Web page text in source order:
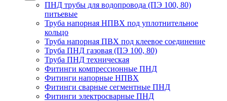
ПНД трубы для водопровода (ПЭ 100, 80)
питьевые
Труба напорная НПВХ под уплотнительное
кольцо
Труба напорная ПВХ под клеевое соединение
Труба ПНД газовая (ПЭ 100, 80)
Труба ПНД техническая
Фитинги компрессионные ПНД
Фитинги напорные НПВХ
Фитинги сварные сегментные ПНД
Фитинги электросварные ПНД